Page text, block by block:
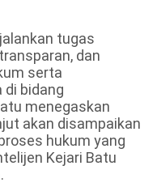
tugas
dan
serta
di bidang
menegaskan
akan disampaikan
hukum yang
Kejari Batu